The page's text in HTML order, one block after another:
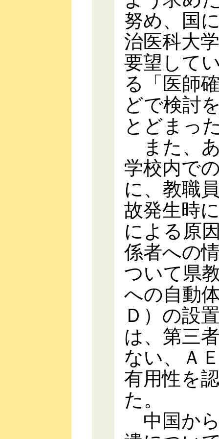
努め、国
治医科大
要望して
る「医師
どで検討
とどまっ
また、
学校内で
に、教職
故発生時
による原
係者への
ついて県
への自動
Ｄ）の設
は、第三
ない、Ａ
有用性を
た。
中国か